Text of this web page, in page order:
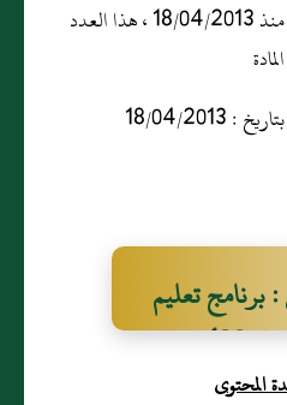
* : عدد المشاهدات و التنزيل منذ 18/04/2013 ، هذا العدد
04/2013
برنامج تعليم
المحتوى